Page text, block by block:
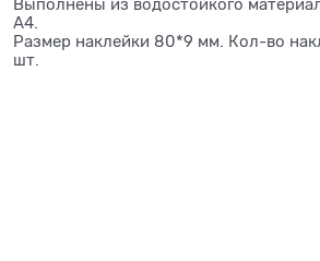
Выполнены из водостойкого
А4.
Размер наклейки 80*9 мм. Кол-во
шт.